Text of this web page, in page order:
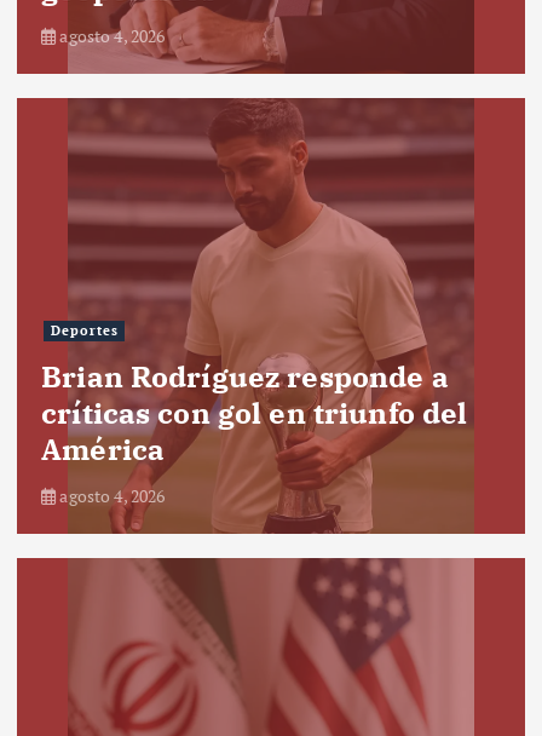
agosto 4, 2026
Deportes
Brian Rodríguez responde a
críticas con gol en triunfo del
América
agosto 4, 2026